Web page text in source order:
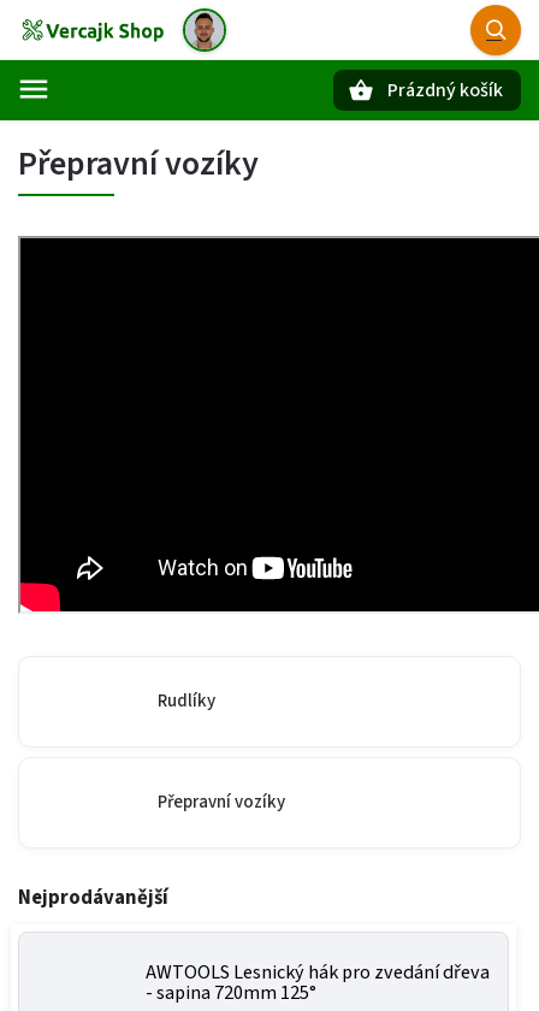
Prázdný košík
Přepravní vozíky
Rudlíky
Přepravní vozíky
Nejprodávanější
AWTOOLS Lesnický hák pro zvedání dřeva
- sapina 720mm 125°